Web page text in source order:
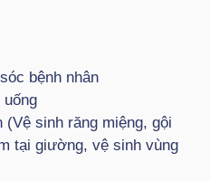
bệnh nhân
uống
(Vệ sinh răng miệng, gội
tại giường, vệ sinh vùng